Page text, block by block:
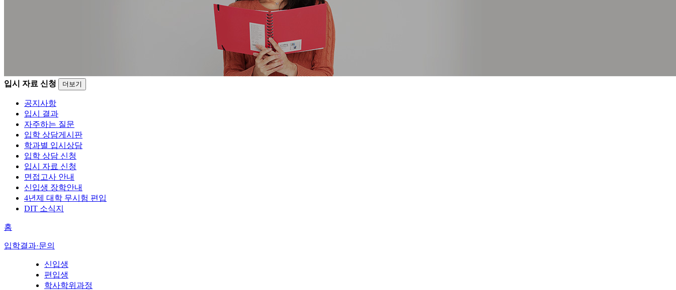
입시 자료 신청 더보기
공지사항
입시 결과
자주하는 질문
입학 상담게시판
학과별 입시상담
입학 상담 신청
입시 자료 신청
면접고사 안내
신입생 장학안내
4년제 대학 무시험 편입
DIT 소식지
홈
입학결과·문의
신입생
편입생
학사학위과정